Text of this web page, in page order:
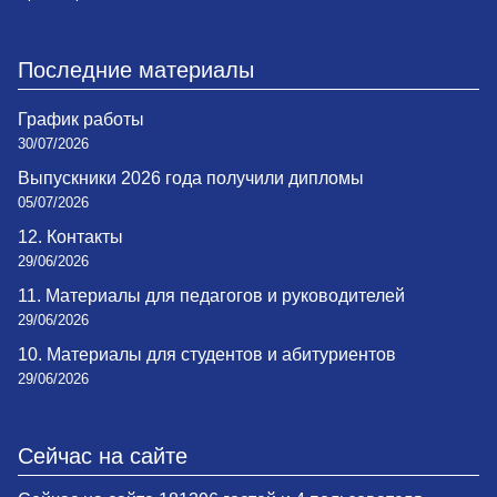
Последние материалы
График работы
30/07/2026
Выпускники 2026 года получили дипломы
05/07/2026
12. Контакты
29/06/2026
11. Материалы для педагогов и руководителей
29/06/2026
10. Материалы для студентов и абитуриентов
29/06/2026
Сейчас на сайте